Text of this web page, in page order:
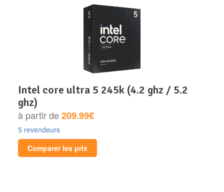
intel core ultra 5 245k (4.2 ghz / 5.2
ghz)
à partir de209.99€
5 revendeurs
Comparer les prix